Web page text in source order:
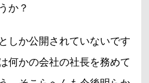
か？
しか公開されていないです
何かの会社の社長を務めて